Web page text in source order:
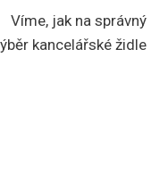
Víme, jak na správný
kancelářské židle